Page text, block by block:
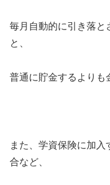
毎月自動的に引き落と
と、
普通に貯金するよりも
また、学資保険に加
合など、